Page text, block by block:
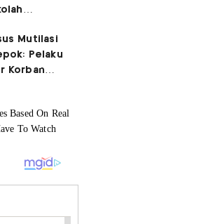
Mutilasi
Pelaku
Korban